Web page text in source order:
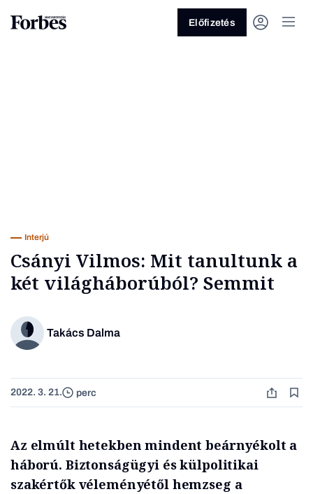
Előfizetés
Interjú
Csányi Vilmos: Mit tanultunk a
két világháborúból? Semmit
Takács Dalma
2022. 3. 21. perc
Az elmúlt hetekben mindent beárnyékolt a
háború. Biztonságügyi és külpolitikai
szakértők véleményétől hemzseg a